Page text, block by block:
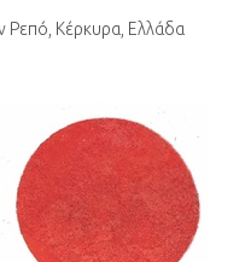
Ρεπό, Κέρκυρα, Ελλάδα